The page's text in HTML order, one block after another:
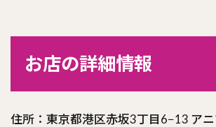
お店の詳細情報
住所：東京都港区赤坂3丁目6−13 ア